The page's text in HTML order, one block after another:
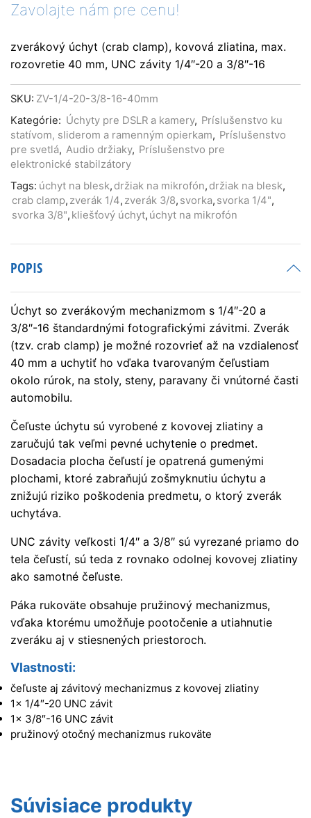
Zavolajte nám pre cenu!
zverákový úchyt (crab clamp), kovová zliatina, max.
rozovretie 40 mm, UNC závity 1/4″-20 a 3/8″-16
SKU: ZV-1/4-20-3/8-16-40mm
Kategórie: Úchyty pre DSLR a kamery, Príslušenstvo ku
statívom, sliderom a ramenným opierkam, Príslušenstvo
pre svetlá, Audio držiaky, Príslušenstvo pre
elektronické stabilzátory
Tags: úchyt na blesk, držiak na mikrofón, držiak na blesk,
crab clamp, zverák 1/4, zverák 3/8, svorka, svorka 1/4",
svorka 3/8", kliešťový úchyt, úchyt na mikrofón
POPIS
Úchyt so zverákovým mechanizmom s 1/4″-20 a
3/8″-16 štandardnými fotografickými závitmi. Zverák
(tzv. crab clamp) je možné rozovrieť až na vzdialenosť
40 mm a uchytiť ho vďaka tvarovaným čeľustiam
okolo rúrok, na stoly, steny, paravany či vnútorné časti
automobilu.
Čeľuste úchytu sú vyrobené z kovovej zliatiny a
zaručujú tak veľmi pevné uchytenie o predmet.
Dosadacia plocha čeľustí je opatrená gumenými
plochami, ktoré zabraňujú zošmyknutiu úchytu a
znižujú riziko poškodenia predmetu, o ktorý zverák
uchytáva.
UNC závity veľkosti 1/4″ a 3/8″ sú vyrezané priamo do
tela čeľustí, sú teda z rovnako odolnej kovovej zliatiny
ako samotné čeľuste.
Páka rukoväte obsahuje pružinový mechanizmus,
vďaka ktorému umožňuje pootočenie a utiahnutie
zveráku aj v stiesnených priestoroch.
Vlastnosti:
čeľuste aj závitový mechanizmus z kovovej zliatiny
1x 1/4″-20 UNC závit
1x 3/8″-16 UNC závit
pružinový otočný mechanizmus rukoväte
Súvisiace produkty